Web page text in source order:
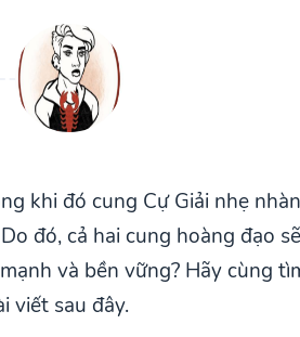
khi đó cung Cự Giải nhẹ
đó, cả hai cung hoàng đạo
và bền vững? Hãy cùng
viết sau đây.